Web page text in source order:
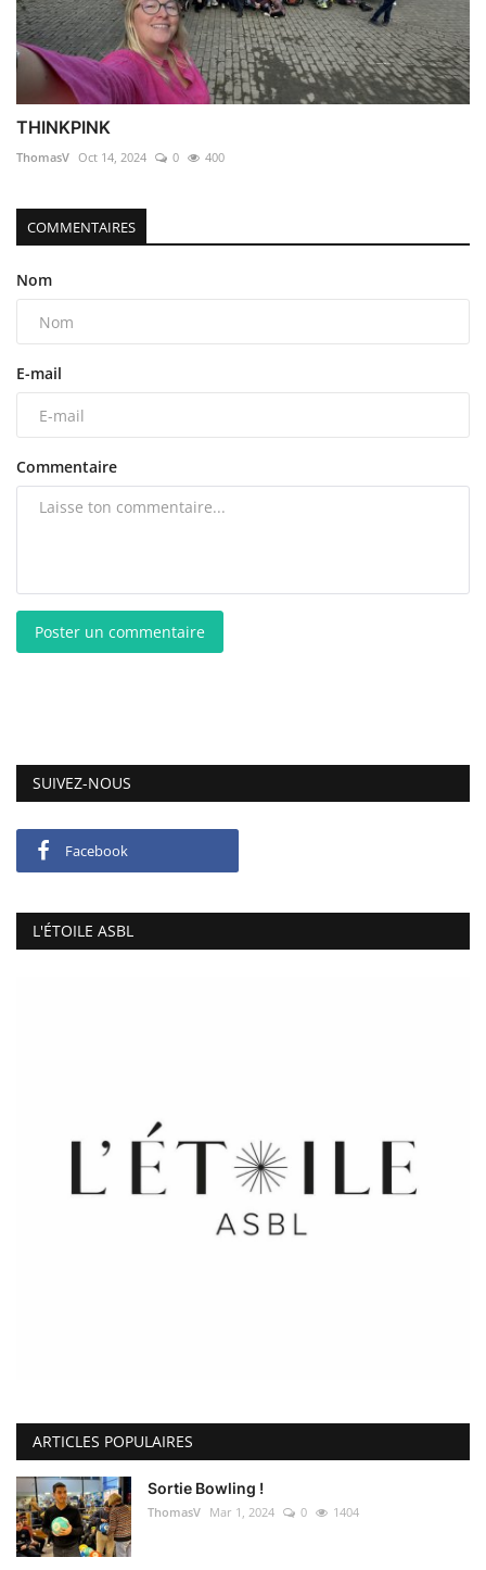
THINKPINK
ThomasV Oct 14, 2024 0 400
COMMENTAIRES
Nom
E-mail
Commentaire
Poster un commentaire
SUIVEZ-NOUS
Facebook
L'ÉTOILE ASBL
ARTICLES POPULAIRES
Sortie Bowling !
ThomasV Mar 1, 2024 0 1404